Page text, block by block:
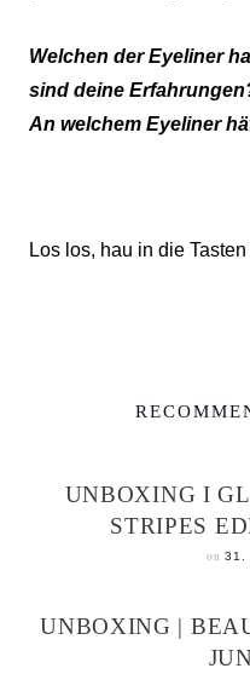
Welchen der Eyeliner
sind deine
An welchem Eyeliner
Los los, hau in die
UNBOXING I
STRIPES
on 31.
UNBOXING |